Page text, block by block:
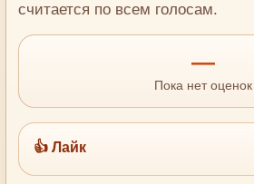
считается по всем голосам.
—
Пока нет оценок
👍 Лайк